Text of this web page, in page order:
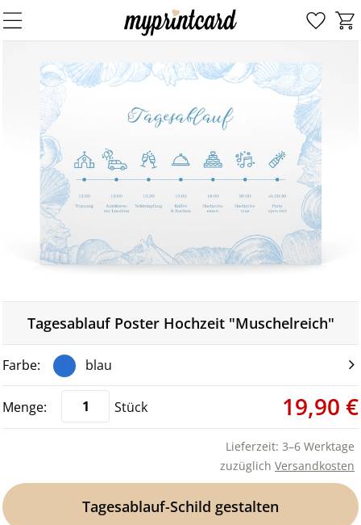
Tagesablauf Poster Hochzeit "Muschelreich"
blau
Stück 19,90 €
Lieferzeit: 3–6 Werktage
zuzüglich Versandkosten
Tagesablauf-Schild gestalten